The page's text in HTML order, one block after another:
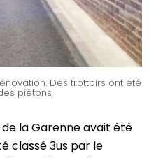
Des trottoirs ont été
piétons
la Garenne avait été
classé 3us par le